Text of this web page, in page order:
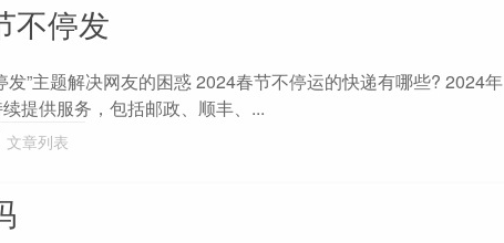
不停发
”主题解决网友的困惑 2024春节不停运的快递有哪些? 2024年
提供服务，包括邮政、顺丰、...
文章列表